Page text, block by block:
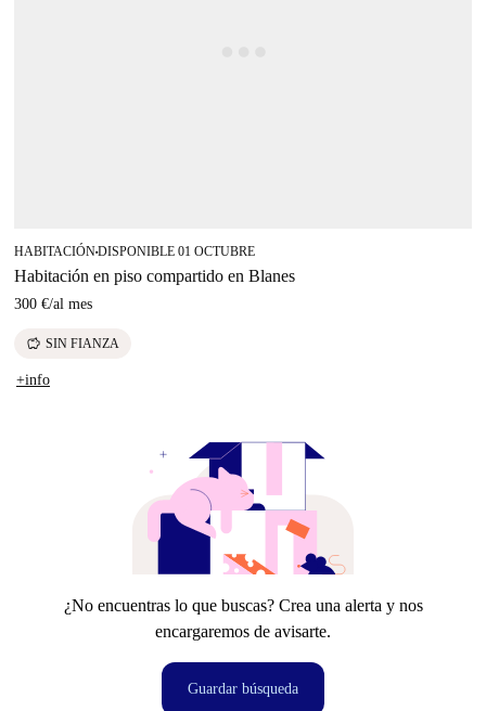
HABITACIÓN■DISPONIBLE 01 OCTUBRE
Habitación en piso compartido en Blanes
300 €/al mes
savings SIN FIANZA
+info
¿No encuentras lo que buscas? Crea una alerta y nos
encargaremos de avisarte.
Guardar búsqueda